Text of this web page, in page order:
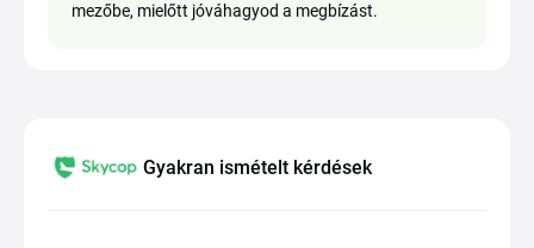
mezőbe, mielőtt jóváhagyod a megbízást.
Gyakran ismételt kérdések